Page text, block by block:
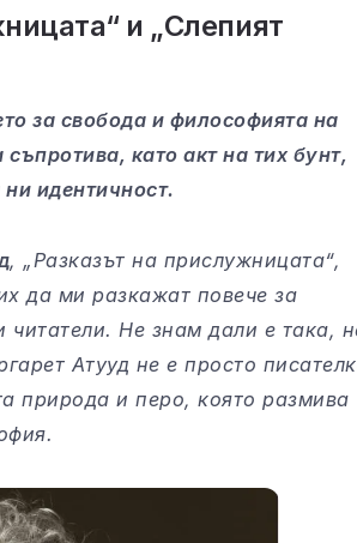
и „Слепият
за свобода и философията на
като акт на тих бунт,
идентичност.
, „Разказът на прислужницата“,
да ми разкажат повече за
читатели. Не знам дали е така,
Атууд не е просто
природа и перо, която размива